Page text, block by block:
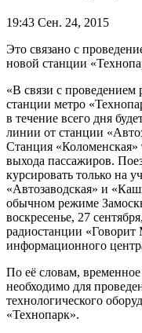
19:43 Сен. 24, 2015
Это связано с
новой станции
«В связи с проведением
станции метро
в течение всего дня
линии от станции
Станция «Коломенская»
выхода пассажиров.
курсировать только на
«Автозаводская» и
обычном режиме
воскресенье, 27
радиостанции «Говорит
информационного
По её словам,
необходимо для
технологического
«Технопарк».